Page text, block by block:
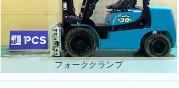
フォーククランプ